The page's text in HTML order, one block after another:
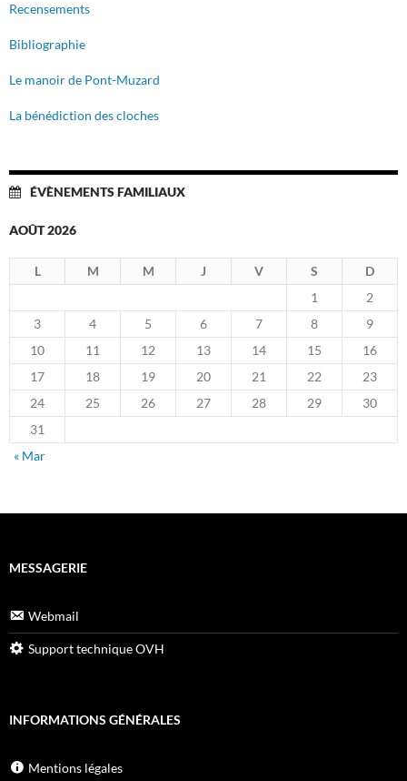
Recensements
Bibliographie
Le manoir de Pont-Muzard
La bénédiction des cloches
ÉVÈNEMENTS FAMILIAUX
AOÛT 2026
L M M J V S
D
1
2
3
4 5 6 7 8
9
10
11 12 13 14 15
16
17
18 19 20 21 22
23
24
25 26 27 28 29
30
31
« Mar
MESSAGERIE
Webmail
Support technique OVH
INFORMATIONS GÉNÉRALES
Mentions légales